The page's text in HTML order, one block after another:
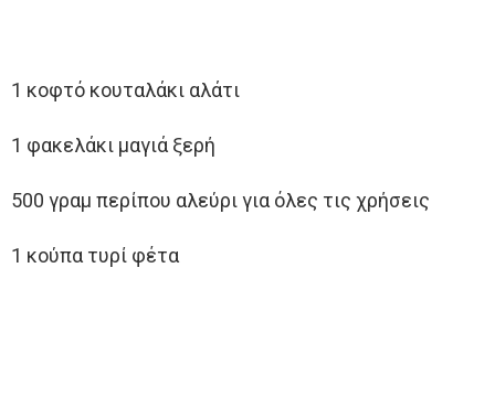
1 κοφτό κουταλάκι αλάτι
1 φακελάκι μαγιά ξερή
500 γραμ περίπου αλεύρι για όλες τις χρήσεις
1 κούπα τυρί φέτα